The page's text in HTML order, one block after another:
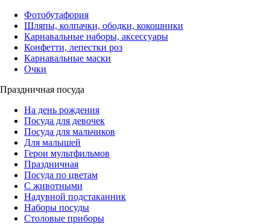
Фотобутафория
Шляпы, колпачки, ободки, кокошники
Карнавальные наборы, аксессуары
Конфетти, лепестки роз
Карнавальные маски
Очки
Праздничная посуда
На день рождения
Посуда для девочек
Посуда для мальчиков
Для малышей
Герои мультфильмов
Праздничная
Посуда по цветам
С животными
Надувной подстаканник
Наборы посуды
Столовые приборы